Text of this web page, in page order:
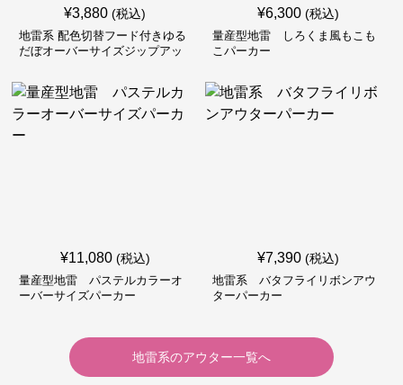
¥3,880 (税込)
地雷系 配色切替フード付きゆる
だぼオーバーサイズジップアッ
¥6,300 (税込)
量産型地雷 しろくま風もこも
こパーカー
¥11,080 (税込)
量産型地雷 パステルカラーオ
ーバーサイズパーカー
¥7,390 (税込)
地雷系 バタフライリボンアウ
ターパーカー
地雷系のアウター一覧へ